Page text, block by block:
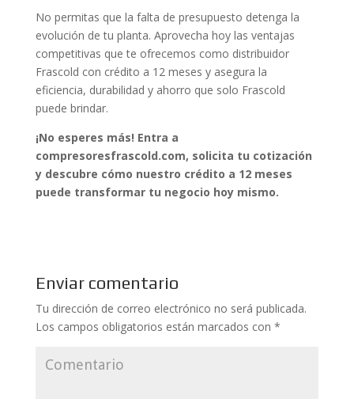
No permitas que la falta de presupuesto detenga la
evolución de tu planta. Aprovecha hoy las ventajas
competitivas que te ofrecemos como distribuidor
Frascold con crédito a 12 meses y asegura la
eficiencia, durabilidad y ahorro que solo Frascold
puede brindar.
¡No esperes más! Entra a
compresoresfrascold.com, solicita tu cotización
y descubre cómo nuestro crédito a 12 meses
puede transformar tu negocio hoy mismo.
Enviar comentario
Tu dirección de correo electrónico no será publicada.
Los campos obligatorios están marcados con *